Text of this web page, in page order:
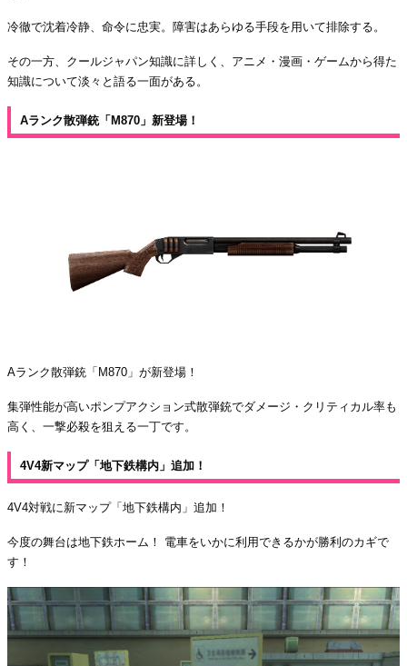
冷徹で沈着冷静、命令に忠実。障害はあらゆる手段を用いて排除する。
その一方、クールジャパン知識に詳しく、アニメ・漫画・ゲームから得た
知識について淡々と語る一面がある。
Aランク散弾銃「M870」新登場！
Aランク散弾銃「M870」が新登場！
集弾性能が高いポンプアクション式散弾銃でダメージ・クリティカル率も
高く、一撃必殺を狙える一丁です。
4V4新マップ「地下鉄構内」追加！
4V4対戦に新マップ「地下鉄構内」追加！
今度の舞台は地下鉄ホーム！ 電車をいかに利用できるかが勝利のカギで
す！